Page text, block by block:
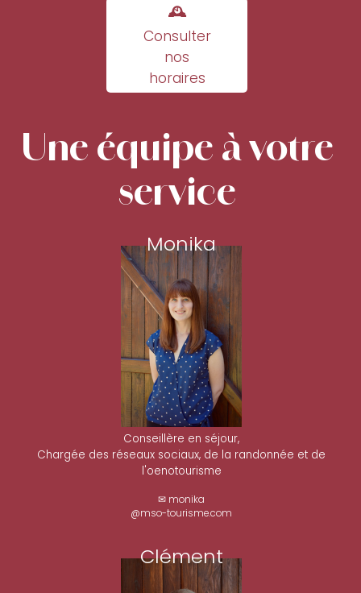
🕰
Consulter
nos
horaires
Une équipe à votre
service
Monika
Conseillère en séjour,
Chargée des réseaux sociaux, de la randonnée et de
l'oenotourisme
✉ monika
@mso-tourisme.com
Clément